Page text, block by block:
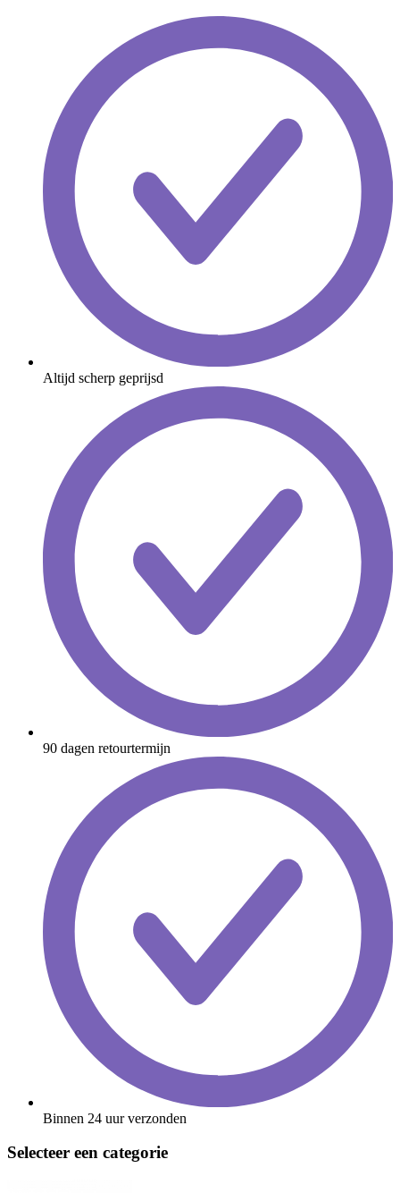
Altijd scherp geprijsd
90 dagen retourtermijn
Binnen 24 uur verzonden
Selecteer een categorie